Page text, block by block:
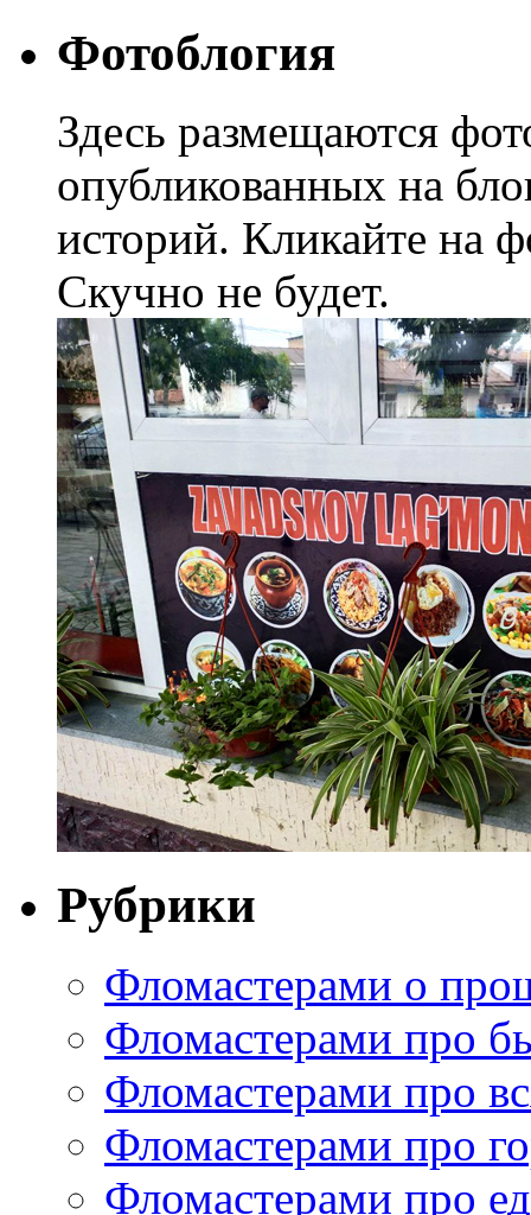
Фотоблогия
Здесь размещаются
опубликованных на
историй. Кликайте на
Скучно не будет.
Рубрики
Фломастерами о
Фломастерами про
Фломастерами про
Фломастерами про
Фломастерами про